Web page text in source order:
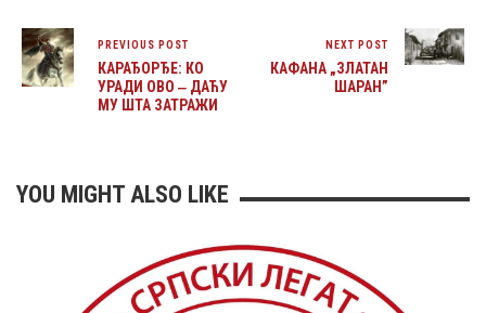
PREVIOUS POST
КАРАЂОРЂЕ: КО
УРАДИ ОВО ‒ ДАЋУ
МУ ШТА ЗАТРАЖИ
NEXT POST
КАФАНА „ЗЛАТАН
ШАРАН”
YOU MIGHT ALSO LIKE